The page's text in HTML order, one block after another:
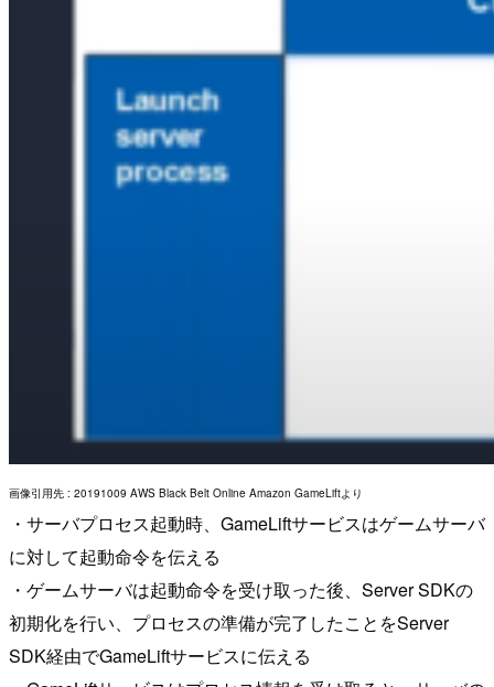
画像引用先 : 20191009 AWS Black Belt Online Amazon GameLiftより
・サーバプロセス起動時、GameLiftサービスはゲームサーバ
に対して起動命令を伝える
・ゲームサーバは起動命令を受け取った後、Server SDKの
初期化を行い、プロセスの準備が完了したことをServer
SDK経由でGameLiftサービスに伝える